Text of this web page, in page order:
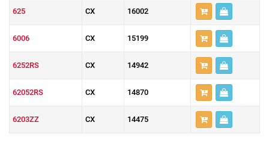
625 CX 16002
6006 CX 15199
6252RS CX 14942
62052RS CX 14870
6203ZZ CX 14475